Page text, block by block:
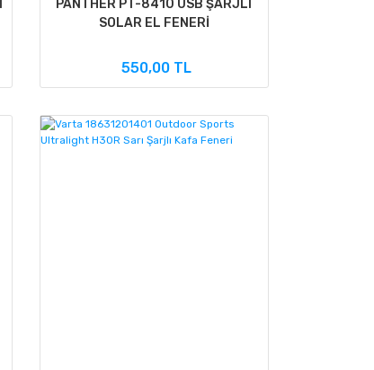
PANTHER PT-8410 USB ŞARJLI
SOLAR EL FENERİ
550,00 TL